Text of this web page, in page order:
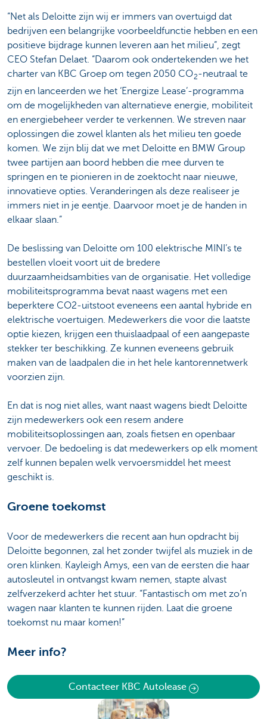
“Net als Deloitte zijn wij er immers van overtuigd dat
bedrijven een belangrijke voorbeeldfunctie hebben en een
positieve bijdrage kunnen leveren aan het milieu”, zegt
CEO Stefan Delaet. “Daarom ook ondertekenden we het
charter van KBC Groep om tegen 2050 CO2-neutraal te
zijn en lanceerden we het ‘Energize Lease’-programma
om de mogelijkheden van alternatieve energie, mobiliteit
en energiebeheer verder te verkennen. We streven naar
oplossingen die zowel klanten als het milieu ten goede
komen. We zijn blij dat we met Deloitte en BMW Group
twee partijen aan boord hebben die mee durven te
springen en te pionieren in de zoektocht naar nieuwe,
innovatieve opties. Veranderingen als deze realiseer je
immers niet in je eentje. Daarvoor moet je de handen in
elkaar slaan.”
De beslissing van Deloitte om 100 elektrische MINI’s te
bestellen vloeit voort uit de bredere
duurzaamheidsambities van de organisatie. Het volledige
mobiliteitsprogramma bevat naast wagens met een
beperktere CO2-uitstoot eveneens een aantal hybride en
elektrische voertuigen. Medewerkers die voor die laatste
optie kiezen, krijgen een thuislaadpaal of een aangepaste
stekker ter beschikking. Ze kunnen eveneens gebruik
maken van de laadpalen die in het hele kantorennetwerk
voorzien zijn.
En dat is nog niet alles, want naast wagens biedt Deloitte
zijn medewerkers ook een resem andere
mobiliteitsoplossingen aan, zoals fietsen en openbaar
vervoer. De bedoeling is dat medewerkers op elk moment
zelf kunnen bepalen welk vervoersmiddel het meest
geschikt is.
Groene toekomst
Voor de medewerkers die recent aan hun opdracht bij
Deloitte begonnen, zal het zonder twijfel als muziek in de
oren klinken. Kayleigh Amys, een van de eersten die haar
autosleutel in ontvangst kwam nemen, stapte alvast
zelfverzekerd achter het stuur. “Fantastisch om met zo’n
wagen naar klanten te kunnen rijden. Laat die groene
toekomst nu maar komen!”
Meer info?
Contacteer KBC Autolease